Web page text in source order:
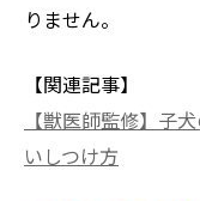
りません。
【関連記事】
【獣医師監修】子
いしつけ方